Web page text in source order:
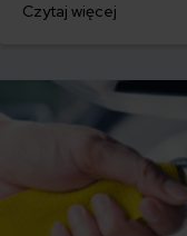
ofertę lub zdecydowałeś
Czytaj więcej